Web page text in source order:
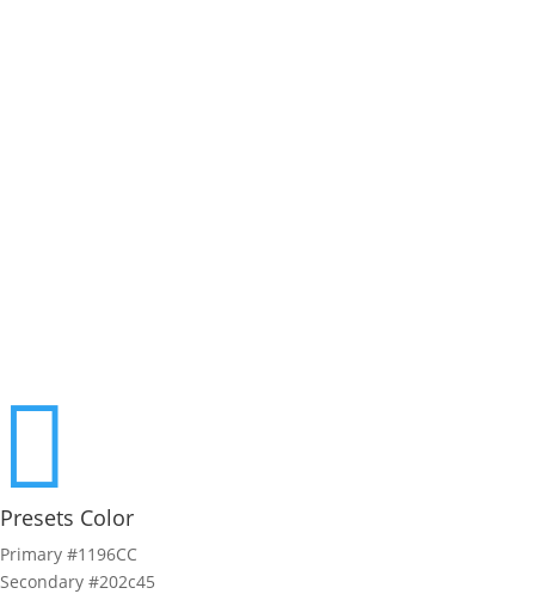

Presets Color
Primary #1196CC
Secondary #202c45